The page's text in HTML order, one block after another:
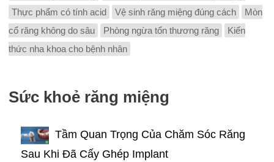
Thực phẩm có tính acid
Vệ sinh răng miệng đúng cách
Mòn
cổ răng không do sâu
Phòng ngừa tổn thương răng
Kiến
thức nha khoa cho bệnh nhân
Sức khoẻ răng miệng
Tầm Quan Trọng Của Chăm Sóc Răng
Sau Khi Đã Cấy Ghép Implant